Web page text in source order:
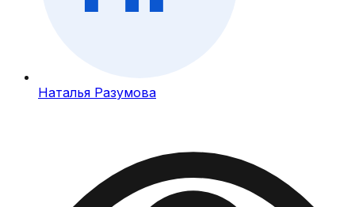
Наталья Разумова